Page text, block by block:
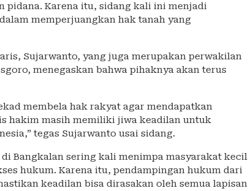
pidana. Karena itu, sidang kali ini menjadi
memperjuangkan hak tanah yang
Sujarwanto, yang juga merupakan perwakilan
menegaskan bahwa pihaknya akan terus
membela hak rakyat agar mendapatkan
hakim masih memiliki jiwa keadilan untuk
tegas Sujarwanto usai sidang.
Bangkalan sering kali menimpa masyarakat kecil
hukum. Karena itu, pendampingan hukum dari
keadilan bisa dirasakan oleh semua lapisan